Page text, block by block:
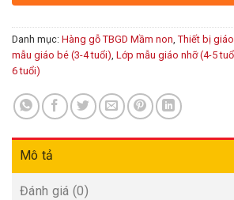
Danh mục: Hàng gỗ TBGD Mầm non, Thiết bị
mẫu giáo bé (3-4 tuổi), Lớp mẫu giáo nhỡ (4-5
6 tuổi)
Mô tả
Đánh giá (0)